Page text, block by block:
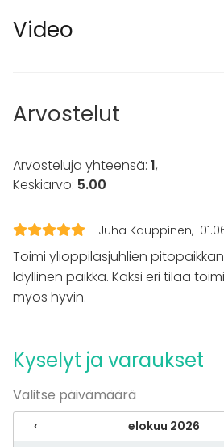
Juhlat
Kokous
Esitys / näytös
Virkistystilaisuus
Pikkujoulut
Tilatyypit
Juhlasali
Laiva / Vene
Video
Arvostelut
Arvosteluja yhteensä: 1,
Keskiarvo: 5.00
Juha Kauppinen
Toimi ylioppilasjuhlien
Idyllinen paikka. Kaksi eri tilaa
myös hyvin.
Kyselyt ja varaukset
Valitse päivämäärä
‹ elokuu 2026